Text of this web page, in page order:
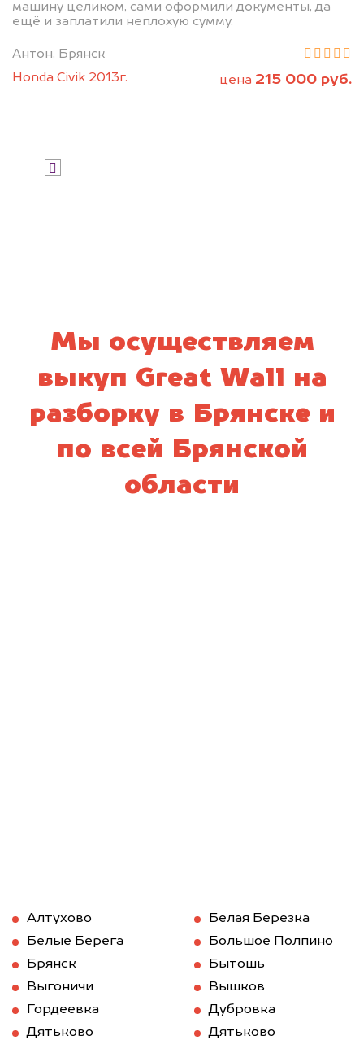
машину целиком, сами оформили документы, да
ещё и заплатили неплохую сумму.
Антон, Брянск
Honda Civik 2013г.
цена 215 000 руб.
Мы осуществляем
выкуп Great Wall на
разборку в Брянске и
по всей Брянской
области
Алтухово
Белая Березка
Белые Берега
Большое Полпино
Брянск
Бытошь
Выгоничи
Вышков
Гордеевка
Дубровка
Дятьково
Дятьково